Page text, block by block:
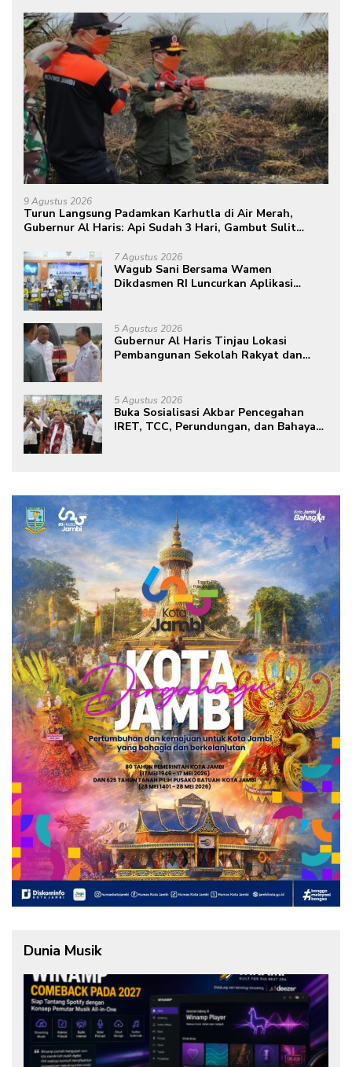
9 Agustus 2026
Turun Langsung Padamkan Karhutla di Air Merah,
Gubernur Al Haris: Api Sudah 3 Hari, Gambut Sulit
7 Agustus 2026
Wagub Sani Bersama Wamen
Dikdasmen RI Luncurkan Aplikasi
5 Agustus 2026
Gubernur Al Haris Tinjau Lokasi
Pembangunan Sekolah Rakyat dan
5 Agustus 2026
Buka Sosialisasi Akbar Pencegahan
IRET, TCC, Perundungan, dan Bahaya
Dunia Musik